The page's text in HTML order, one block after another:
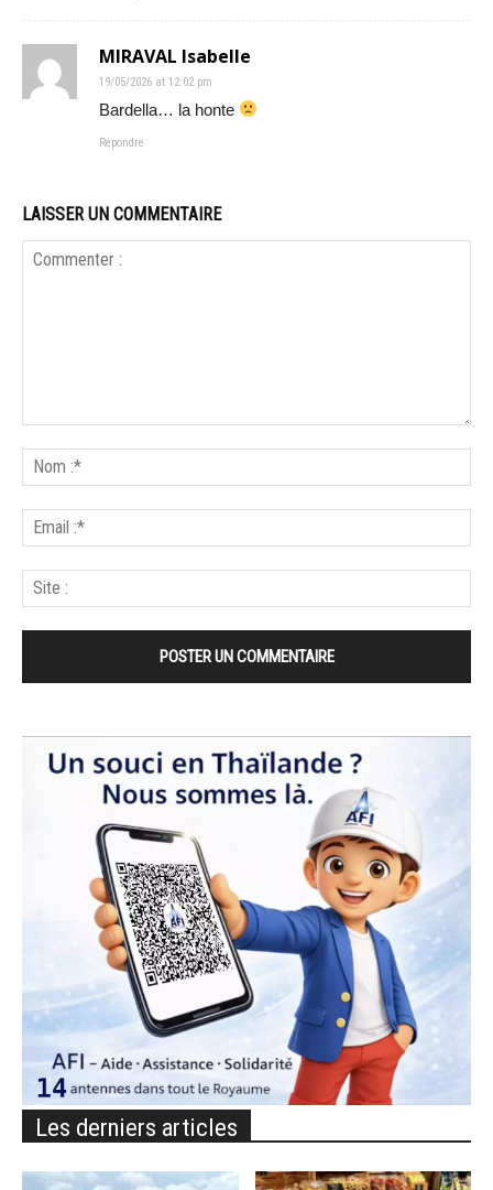
MIRAVAL Isabelle
19/05/2026 at 12:02 pm
Bardella… la honte
Répondre
LAISSER UN COMMENTAIRE
Les derniers articles